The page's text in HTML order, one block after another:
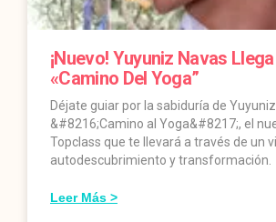
¡Nuevo! Yuyuniz Navas
«Camino Del Yoga”
Déjate guiar por la sabiduría de
&#8216;Camino al Yoga&#8217;, el
Topclass que te llevará a través de un
autodescubrimiento y transformación.
Leer Más >